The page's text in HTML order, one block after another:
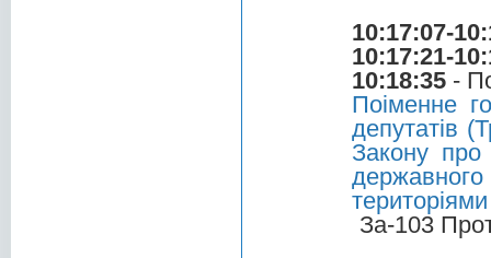
10:17:07-
10:17:21-
10:18:35 -
Поіменне
депутатів
Закону про
державного
За-103